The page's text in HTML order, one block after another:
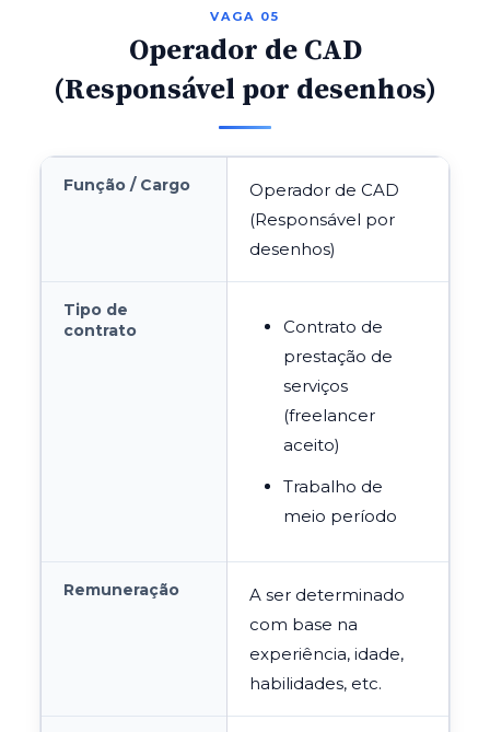
VAGA 05
Operador de CAD
(Responsável por desenhos)
Função / Cargo
Operador de CAD
(Responsável por
desenhos)
Tipo de
contrato
Contrato de
prestação de
serviços
(freelancer
aceito)
Trabalho de
meio período
Remuneração
A ser determinado
com base na
experiência, idade,
habilidades, etc.